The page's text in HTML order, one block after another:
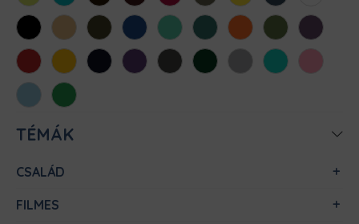
FeketeHomokKhaki KirálykékMentaMéregzöld
NarancsOliva Padlizsán
Piros SárgaSötétkékSötétlilaSötétszürke
SötétzöldSportszürke
Türkiz
Világos
rózsaszín
Világoskék
Zöld
TÉMÁK
CSALÁD
FILMES